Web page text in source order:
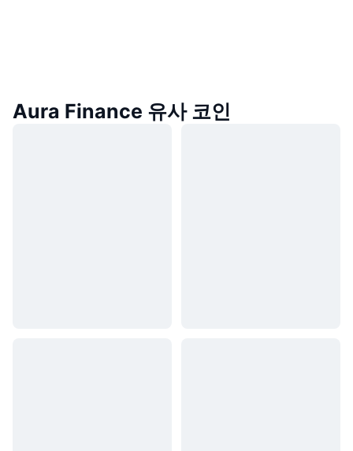
Aura Finance 유사 코인